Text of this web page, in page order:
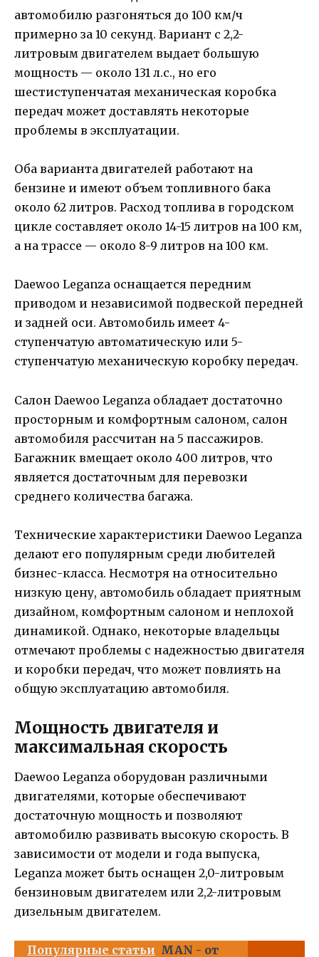
автомобилю разгоняться до 100 км/ч
примерно за 10 секунд. Вариант с 2,2-
литровым двигателем выдает большую
мощность — около 131 л.с., но его
шестиступенчатая механическая коробка
передач может доставлять некоторые
проблемы в эксплуатации.
Оба варианта двигателей работают на
бензине и имеют объем топливного бака
около 62 литров. Расход топлива в городском
цикле составляет около 14-15 литров на 100 км,
а на трассе — около 8-9 литров на 100 км.
Daewoo Leganza оснащается передним
приводом и независимой подвеской передней
и задней оси. Автомобиль имеет 4-
ступенчатую автоматическую или 5-
ступенчатую механическую коробку передач.
Салон Daewoo Leganza обладает достаточно
просторным и комфортным салоном, салон
автомобиля рассчитан на 5 пассажиров.
Багажник вмещает около 400 литров, что
является достаточным для перевозки
среднего количества багажа.
Технические характеристики Daewoo Leganza
делают его популярным среди любителей
бизнес-класса. Несмотря на относительно
низкую цену, автомобиль обладает приятным
дизайном, комфортным салоном и неплохой
динамикой. Однако, некоторые владельцы
отмечают проблемы с надежностью двигателя
и коробки передач, что может повлиять на
общую эксплуатацию автомобиля.
Мощность двигателя и
максимальная скорость
Daewoo Leganza оборудован различными
двигателями, которые обеспечивают
достаточную мощность и позволяют
автомобилю развивать высокую скорость. В
зависимости от модели и года выпуска,
Leganza может быть оснащен 2,0-литровым
бензиновым двигателем или 2,2-литровым
дизельным двигателем.
Популярные статьи MAN - от